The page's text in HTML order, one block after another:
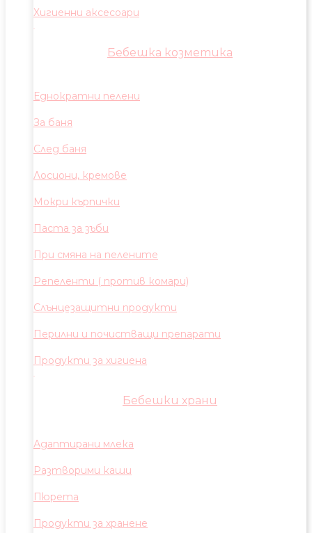
Хигиенни аксесоари
Бебешка козметика
Еднократни пелени
За баня
След баня
Лосиони, кремове
Мокри кърпички
Паста за зъби
При смяна на пелените
Репеленти ( против комари)
Слънцезащитни продукти
Перилни и почистващи препарати
Продукти за хигиена
Бебешки храни
Адаптирани млека
Разтворими каши
Пюрета
Продукти за хранене